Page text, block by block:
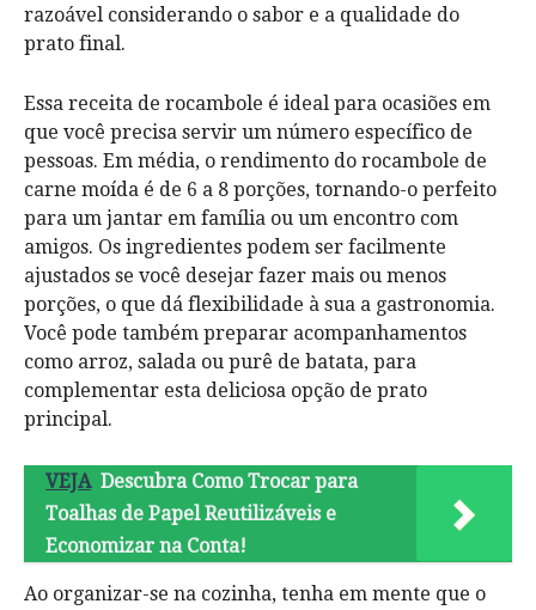
razoável considerando o sabor e a qualidade do
prato final.
Essa receita de rocambole é ideal para ocasiões em
que você precisa servir um número específico de
pessoas. Em média, o rendimento do rocambole de
carne moída é de 6 a 8 porções, tornando-o perfeito
para um jantar em família ou um encontro com
amigos. Os ingredientes podem ser facilmente
ajustados se você desejar fazer mais ou menos
porções, o que dá flexibilidade à sua a gastronomia.
Você pode também preparar acompanhamentos
como arroz, salada ou purê de batata, para
complementar esta deliciosa opção de prato
principal.
VEJA Descubra Como Trocar para
Toalhas de Papel Reutilizáveis e
Economizar na Conta!
Ao organizar-se na cozinha, tenha em mente que o